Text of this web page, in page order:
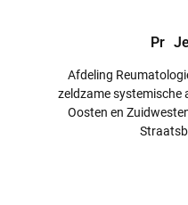
Pr
Afdeling
zeldzame systemische
Oosten en